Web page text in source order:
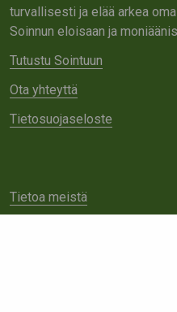
turvallisesti ja elää arkea
Soinnun eloisaan ja
Tutustu Sointuun
Ota yhteyttä
Tietosuojaseloste
Tietoa meistä